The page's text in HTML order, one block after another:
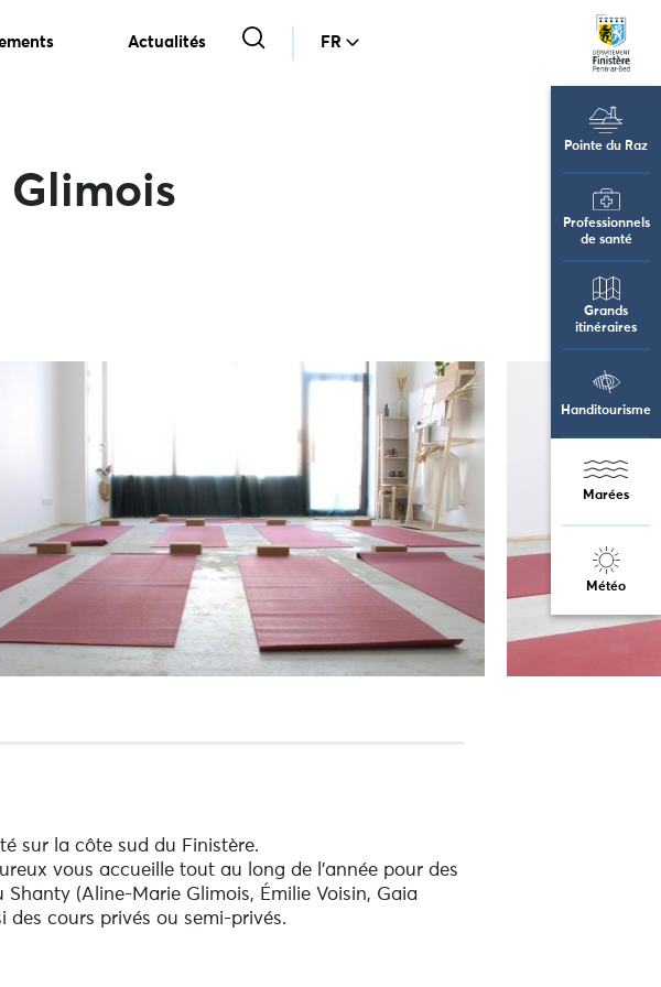
Actualités FR
Pointe du Raz
Professionnels
de santé
Grands
itinéraires
Handitourisme
Marées
Météo
Glimois
sur la côte sud du Finistère.
vous accueille tout au long de l’année pour des
(Aline-Marie Glimois, Émilie Voisin, Gaia
des cours privés ou semi-privés.